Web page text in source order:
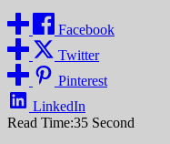
Facebook
Twitter
Pinterest
LinkedIn
Read Time:35 Second